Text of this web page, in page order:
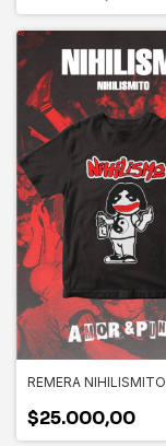
REMERA NIHILISMITO
$25.000,00